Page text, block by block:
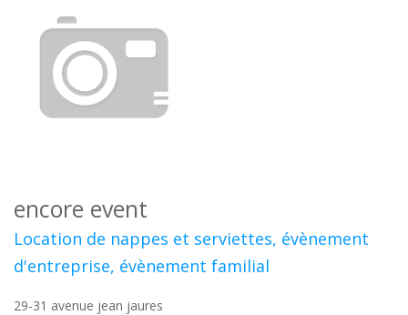
encore event
Location de nappes et serviettes, évènement
d'entreprise, évènement familial
29-31 avenue jean jaures